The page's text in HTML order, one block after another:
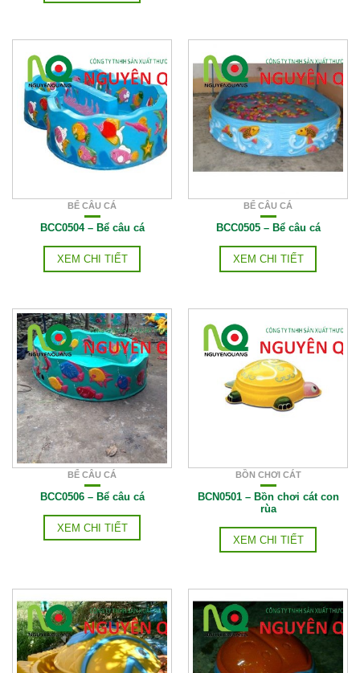
BỂ CÂU CÁ
BCC0504 – Bể câu cá
XEM CHI TIẾT
BỂ CÂU CÁ
BCC0505 – Bể câu cá
XEM CHI TIẾT
BỂ CÂU CÁ
BCC0506 – Bể câu cá
XEM CHI TIẾT
BỒN CHƠI CÁT
BCN0501 – Bồn chơi cát con
rùa
XEM CHI TIẾT